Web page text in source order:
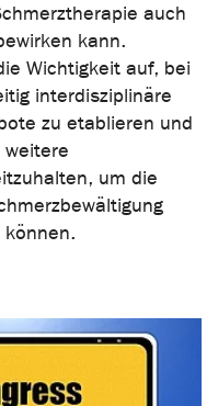
auch
kann.
Wichtigkeit auf, bei
interdisziplinäre
zu etablieren und
weitere
um die